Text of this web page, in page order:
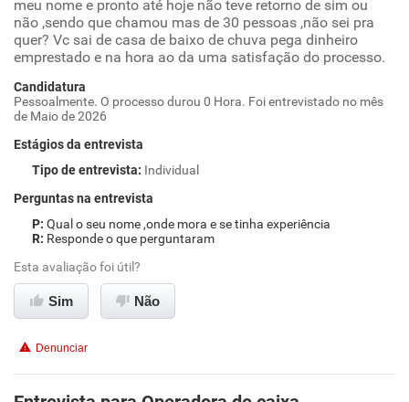
meu nome e pronto até hoje não teve retorno de sim ou
não ,sendo que chamou mas de 30 pessoas ,não sei pra
quer? Vc sai de casa de baixo de chuva pega dinheiro
emprestado e na hora ao da uma satisfação do processo.
Candidatura
Pessoalmente. O processo durou 0 Hora. Foi entrevistado no mês
de Maio de 2026
Estágios da entrevista
Tipo de entrevista: Individual
Perguntas na entrevista
Qual o seu nome ,onde mora e se tinha experiência
Responde o que perguntaram
Esta avaliação foi útil?
Sim Não
Denunciar